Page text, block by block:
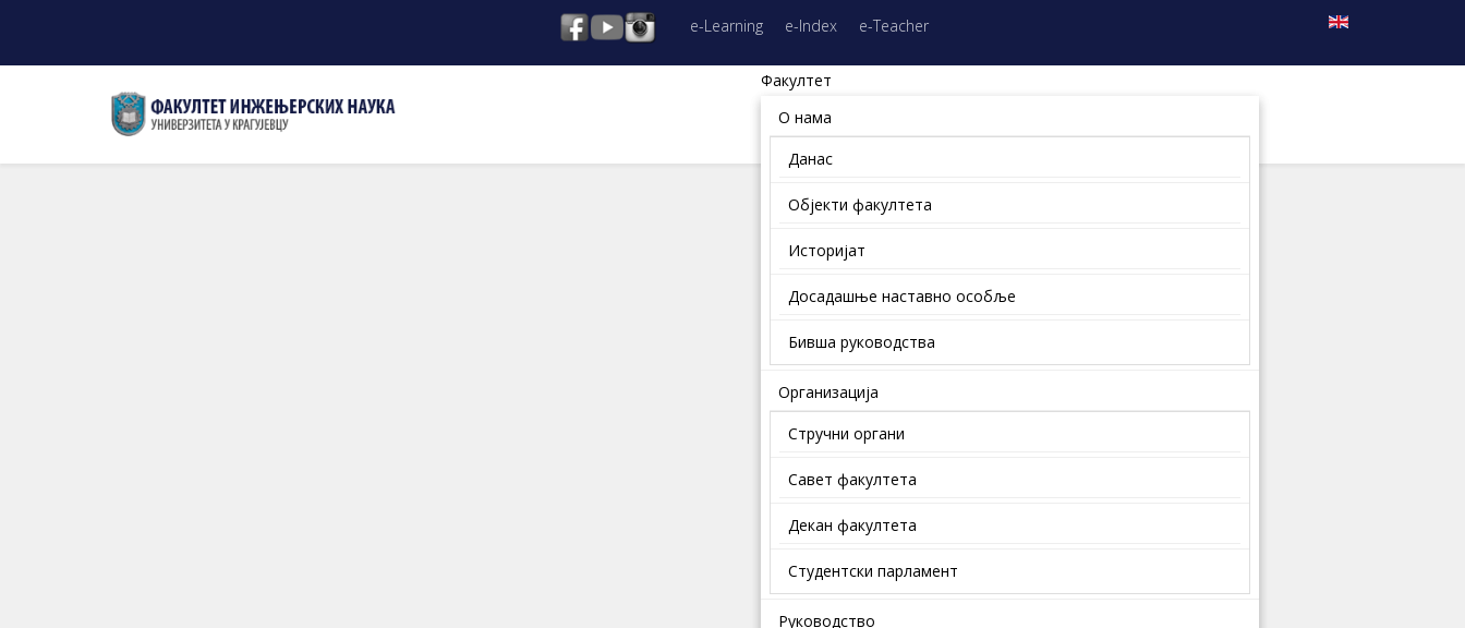
e-Learning e-Index e-Teacher
Факултет
О нама
Данас
Објекти факултета
Историјат
Досадашње наставно особље
Бивша руководства
Организација
Стручни органи
Савет факултета
Декан факултета
Студентски парламент
Руководство